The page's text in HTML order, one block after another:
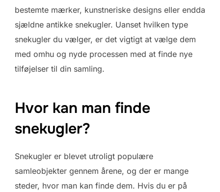
bestemte mærker, kunstneriske designs eller endda
sjældne antikke snekugler. Uanset hvilken type
snekugler du vælger, er det vigtigt at vælge dem
med omhu og nyde processen med at finde nye
tilføjelser til din samling.
Hvor kan man finde
snekugler?
Snekugler er blevet utroligt populære
samleobjekter gennem årene, og der er mange
steder, hvor man kan finde dem. Hvis du er på